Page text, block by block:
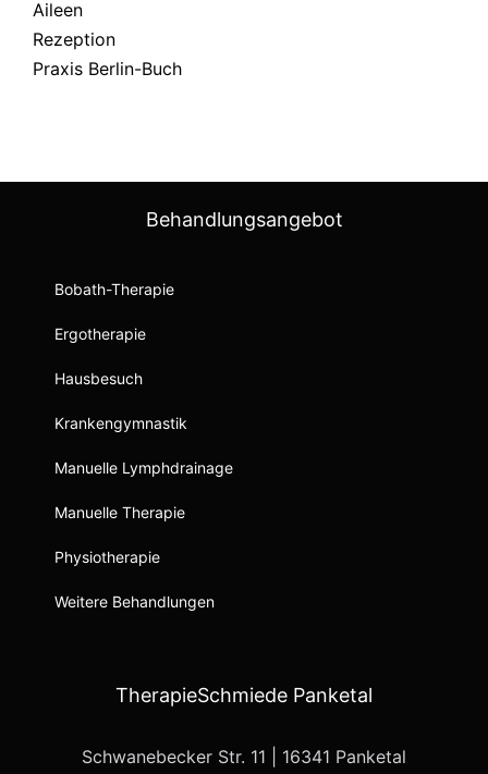
Aileen
Rezeption
Praxis Berlin-Buch
Behandlungsangebot
Bobath-Therapie
Ergotherapie
Hausbesuch
Krankengymnastik
Manuelle Lymphdrainage
Manuelle Therapie
Physiotherapie
Weitere Behandlungen
TherapieSchmiede Panketal
Schwanebecker Str. 11 | 16341 Panketal